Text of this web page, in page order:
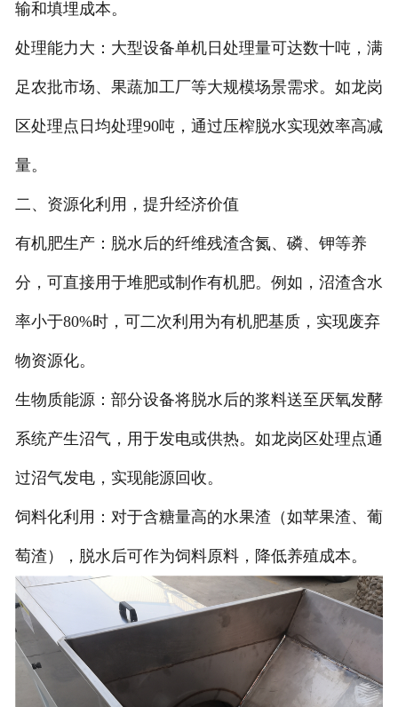
输和填埋成本。
处理能力大：大型设备单机日处理量可达数十吨，满
足农批市场、果蔬加工厂等大规模场景需求。如龙岗
区处理点日均处理90吨，通过压榨脱水实现效率高减
量。
二、资源化利用，提升经济价值
有机肥生产：脱水后的纤维残渣含氮、磷、钾等养
分，可直接用于堆肥或制作有机肥。例如，沼渣含水
率小于80%时，可二次利用为有机肥基质，实现废弃
物资源化。
生物质能源：部分设备将脱水后的浆料送至厌氧发酵
系统产生沼气，用于发电或供热。如龙岗区处理点通
过沼气发电，实现能源回收。
饲料化利用：对于含糖量高的水果渣（如苹果渣、葡
萄渣），脱水后可作为饲料原料，降低养殖成本。